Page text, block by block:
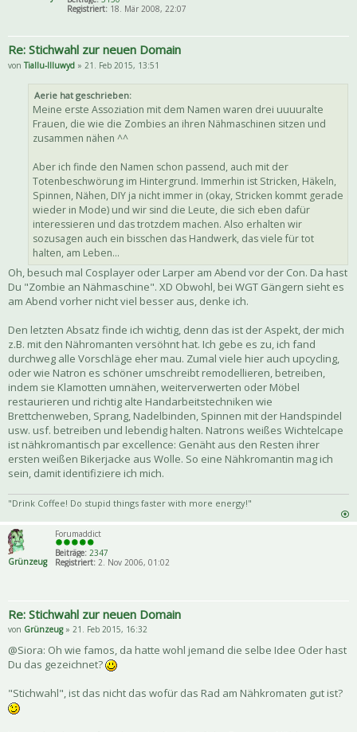
Registriert: 18. Mär 2008, 22:07
Re: Stichwahl zur neuen Domain
von Tiallu-Illuwyd » 21. Feb 2015, 13:51
Aerie hat geschrieben:
Meine erste Assoziation mit dem Namen waren drei uuuuralte
Frauen, die wie die Zombies an ihren Nähmaschinen sitzen und
zusammen nähen ^^
Aber ich finde den Namen schon passend, auch mit der
Totenbeschwörung im Hintergrund. Immerhin ist Stricken, Häkeln,
Spinnen, Nähen, DIY ja nicht immer in (okay, Stricken kommt gerade
wieder in Mode) und wir sind die Leute, die sich eben dafür
interessieren und das trotzdem machen. Also erhalten wir
sozusagen auch ein bisschen das Handwerk, das viele für tot
halten, am Leben...
Oh, besuch mal Cosplayer oder Larper am Abend vor der Con. Da hast
Du "Zombie an Nähmaschine". XD Obwohl, bei WGT Gängern sieht es
am Abend vorher nicht viel besser aus, denke ich.
Den letzten Absatz finde ich wichtig, denn das ist der Aspekt, der mich
z.B. mit den Nähromanten versöhnt hat. Ich gebe es zu, ich fand
durchweg alle Vorschläge eher mau. Zumal viele hier auch upcycling,
oder wie Natron es schöner umschreibt remodellieren, betreiben,
indem sie Klamotten umnähen, weiterverwerten oder Möbel
restaurieren und richtig alte Handarbeitstechniken wie
Brettchenweben, Sprang, Nadelbinden, Spinnen mit der Handspindel
usw. usf. betreiben und lebendig halten. Natrons weißes Wichtelcape
ist nähkromantisch par excellence: Genäht aus den Resten ihrer
ersten weißen Bikerjacke aus Wolle. So eine Nähkromantin mag ich
sein, damit identifiziere ich mich.
"Drink Coffee! Do stupid things faster with more energy!"
Grünzeug
Forumaddict
Beiträge: 2347
Registriert: 2. Nov 2006, 01:02
Re: Stichwahl zur neuen Domain
von Grünzeug» 21. Feb 2015, 16:32
@Siora: Oh wie famos, da hatte wohl jemand die selbe Idee Oder hast
Du das gezeichnet?
"Stichwahl", ist das nicht das wofür das Rad am Nähkromaten gut ist?